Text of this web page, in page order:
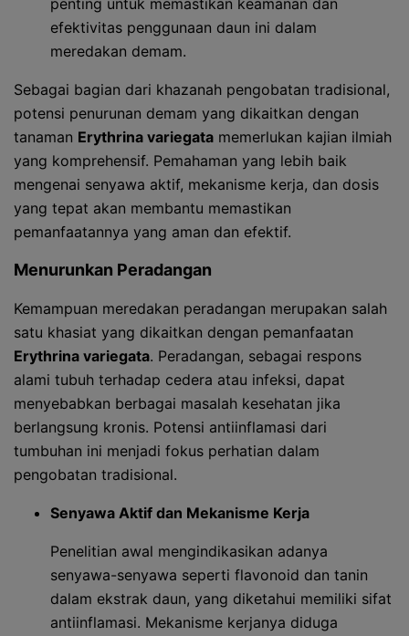
penting untuk memastikan keamanan dan
efektivitas penggunaan daun ini dalam
meredakan demam.
Sebagai bagian dari khazanah pengobatan tradisional,
potensi penurunan demam yang dikaitkan dengan
tanaman Erythrina variegata memerlukan kajian ilmiah
yang komprehensif. Pemahaman yang lebih baik
mengenai senyawa aktif, mekanisme kerja, dan dosis
yang tepat akan membantu memastikan
pemanfaatannya yang aman dan efektif.
Menurunkan Peradangan
Kemampuan meredakan peradangan merupakan salah
satu khasiat yang dikaitkan dengan pemanfaatan
Erythrina variegata. Peradangan, sebagai respons
alami tubuh terhadap cedera atau infeksi, dapat
menyebabkan berbagai masalah kesehatan jika
berlangsung kronis. Potensi antiinflamasi dari
tumbuhan ini menjadi fokus perhatian dalam
pengobatan tradisional.
Senyawa Aktif dan Mekanisme Kerja
Penelitian awal mengindikasikan adanya
senyawa-senyawa seperti flavonoid dan tanin
dalam ekstrak daun, yang diketahui memiliki sifat
antiinflamasi. Mekanisme kerjanya diduga